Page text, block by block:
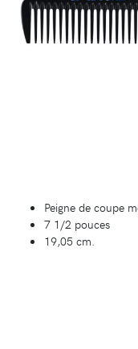
Peigne de coupe
7 1/2 pouces
19,05 cm.